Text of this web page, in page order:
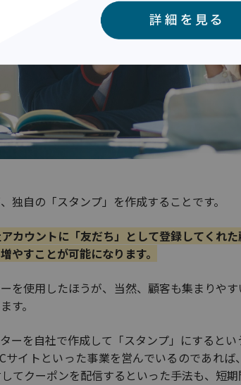
独自の「スタンプ」を作成することです。
カウントに「友だち」として登録してくれ
やすことが可能になります。
を使用したほうが、当然、顧客も集まりや
す。
ーを自社で作成して「スタンプ」にすると
イトといった事業を営んでいるのであれば
てクーポンを配信するといった手法も、短